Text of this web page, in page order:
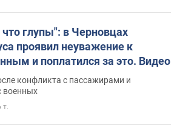
глупы": в Черновцах
проявил неуважение к
и поплатился за это. Видео
конфликта с пассажирами и
военных
т.